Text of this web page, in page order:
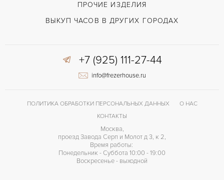
ПРОЧИЕ ИЗДЕЛИЯ
ВЫКУП ЧАСОВ В ДРУГИХ ГОРОДАХ
+7 (925) 111-27-44
info@frezerhouse.ru
ПОЛИТИКА ОБРАБОТКИ ПЕРСОНАЛЬНЫХ ДАННЫХ
О НАС
КОНТАКТЫ
Москва,
проезд Завода Серп и Молот д 3, к 2,
Время работы:
Понедельник - Суббота 10:00 - 19:00
Воскресенье - выходной